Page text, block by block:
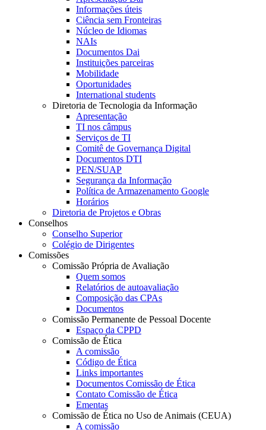
Informações úteis
Ciência sem Fronteiras
Núcleo de Idiomas
NAIs
Documentos Dai
Instituições parceiras
Mobilidade
Oportunidades
International students
Diretoria de Tecnologia da Informação
Apresentação
TI nos câmpus
Serviços de TI
Comitê de Governança Digital
Documentos DTI
PEN/SUAP
Segurança da Informação
Política de Armazenamento Google
Horários
Diretoria de Projetos e Obras
Conselhos
Conselho Superior
Colégio de Dirigentes
Comissões
Comissão Própria de Avaliação
Quem somos
Relatórios de autoavaliação
Composição das CPAs
Documentos
Comissão Permanente de Pessoal Docente
Espaço da CPPD
Comissão de Ética
A comissão
Código de Ética
Links importantes
Documentos Comissão de Ética
Contato Comissão de Ética
Ementas
Comissão de Ética no Uso de Animais (CEUA)
A comissão